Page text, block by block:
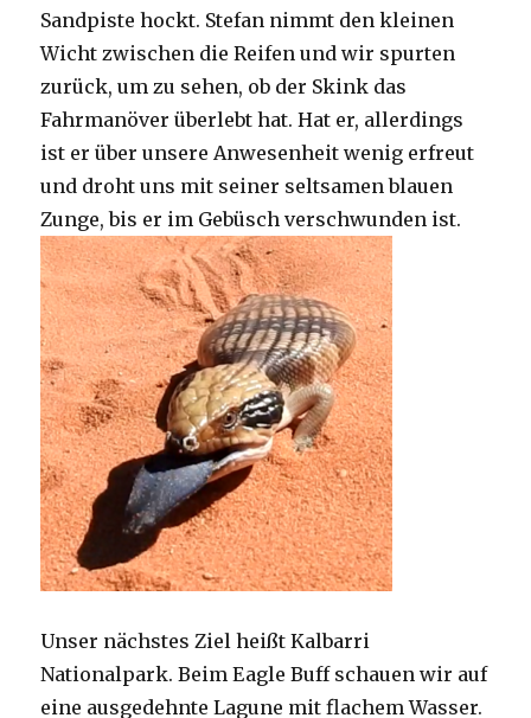
Sandpiste hockt. Stefan nimmt den kleinen
Wicht zwischen die Reifen und wir spurten
zurück, um zu sehen, ob der Skink das
Fahrmanöver überlebt hat. Hat er, allerdings
ist er über unsere Anwesenheit wenig erfreut
und droht uns mit seiner seltsamen blauen
Zunge, bis er im Gebüsch verschwunden ist.
Unser nächstes Ziel heißt Kalbarri
Nationalpark. Beim Eagle Buff schauen wir auf
eine ausgedehnte Lagune mit flachem Wasser.